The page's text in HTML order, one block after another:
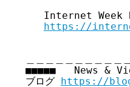
Internet Week
https://
■■■■■   News &
ブログ https://